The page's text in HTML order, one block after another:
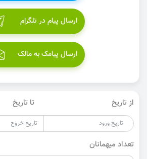
ارسال پیام در تلگرام
ارسال پیامک به مالک
از تاریخ تا تاریخ
تعداد میهمانان